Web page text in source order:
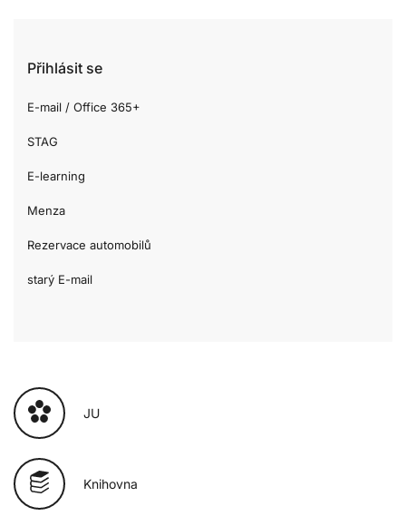
Přihlásit se
E-mail / Office 365+
STAG
E-learning
Menza
Rezervace automobilů
starý E-mail
JU
Knihovna